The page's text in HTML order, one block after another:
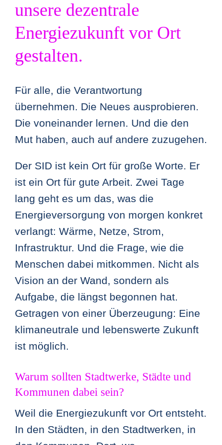
unsere dezentrale
Energiezukunft vor Ort
gestalten.
Für alle, die Verantwortung
übernehmen. Die Neues ausprobieren.
Die voneinander lernen. Und die den
Mut haben, auch auf andere zuzugehen.
Der SID ist kein Ort für große Worte. Er
ist ein Ort für gute Arbeit. Zwei Tage
lang geht es um das, was die
Energieversorgung von morgen konkret
verlangt: Wärme, Netze, Strom,
Infrastruktur. Und die Frage, wie die
Menschen dabei mitkommen. Nicht als
Vision an der Wand, sondern als
Aufgabe, die längst begonnen hat.
Getragen von einer Überzeugung: Eine
klimaneutrale und lebenswerte Zukunft
ist möglich.
Warum sollten Stadtwerke, Städte und
Kommunen dabei sein?
Weil die Energiezukunft vor Ort entsteht.
In den Städten, in den Stadtwerken, in